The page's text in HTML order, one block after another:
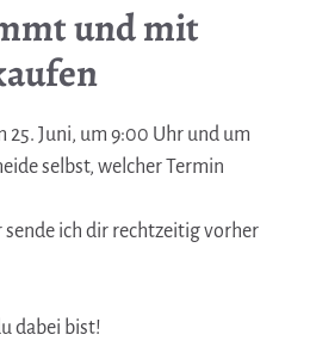
und mit
25. Juni, um 9:00 Uhr und um
selbst, welcher Termin
sende ich dir rechtzeitig vorher
dabei bist!